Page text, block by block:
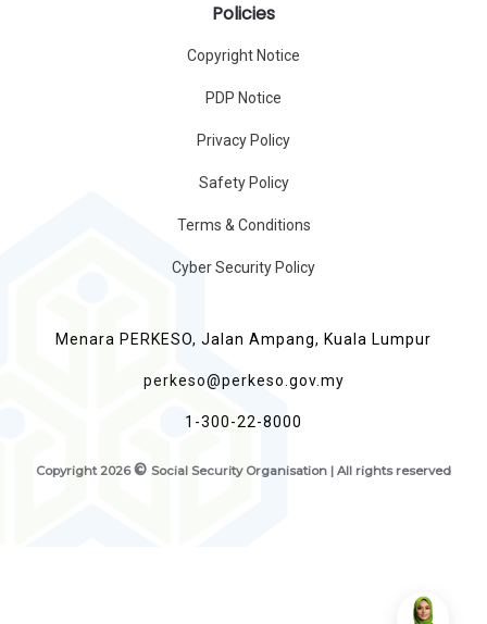
Policies
Copyright Notice
PDP Notice
Privacy Policy
Safety Policy
Terms & Conditions
Cyber Security Policy
Menara PERKESO, Jalan Ampang, Kuala Lumpur
perkeso@perkeso.gov.my
1-300-22-8000
Copyright 2026 © Social Security Organisation | All rights reserved